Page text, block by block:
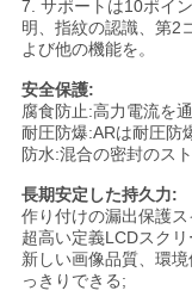
し
な
さ
い
地
7. サポートは10ポイ
明、指紋の認識、第2
よび他の機能を。
安全保護:
腐食防止:高力電流を
耐圧防爆:ARは耐圧防
防水:混合の密封のス
長期安定した持久力:
作り付けの漏出保護
超高い定義LCDスク
新しい画像品質、環
っきりできる;